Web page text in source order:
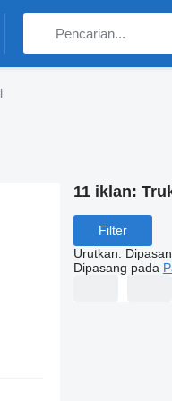
11 iklan:
Filter
Urutkan:
Dipasang pada